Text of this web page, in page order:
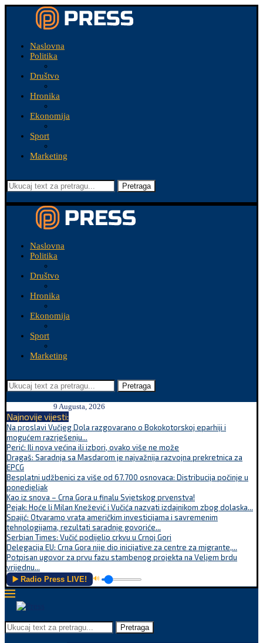
Naslovna
Politika
Društvo
Hronika
Ekonomija
Sport
Marketing
Pretraga
Naslovna
Politika
Društvo
Hronika
Ekonomija
Sport
Marketing
Pretraga
9 Augusta, 2026
Najnovije vijesti:
Na proslavi Vučjeg Dola razgovarano o Bokokotorskoj eparhiji i
mogućem razrješenju...
Perić: Ili nova većina ili izbori, ovako više ne može
Dragaš: Saradnja sa Masdarom je najvažnija razvojna prekretnica za
EPCG
Besplatni udžbenici za više od 67.700 osnovaca: Distribucija počinje u
ponedjeljak
Kao iz snova – Crna Gora u finalu Svjetskog prvenstva!
Pejak: Hoće li Milan Knežević i Vučića nazvati izdajnikom zbog dolaska...
Spajić: Otvaramo vrata američkim investicijama i savremenim
tehnologijama, rezultati saradnje govoriće...
Serbian Times: Vučić podijelio crkvu u Crnoj Gori
Delegacija EU: Crna Gora nije dio inicijative za centre za migrante,...
Potpisan ugovor za prvu fazu stambenog projekta na Veljem brdu
vrijednu...
▶️ Radio Press LIVE! 🔊
Pretraga